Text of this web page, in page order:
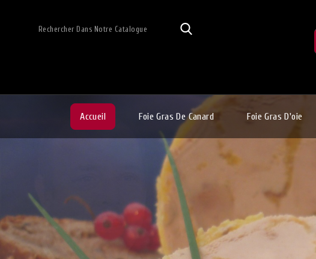
Accueil Foie Gras De Canard Foie Gras D'oie